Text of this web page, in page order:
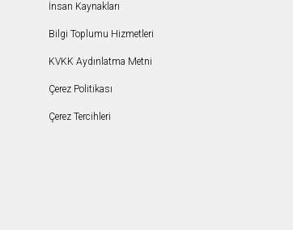
İnsan Kaynakları
Bilgi Toplumu Hizmetleri
KVKK Aydınlatma Metni
Çerez Politikası
Çerez Tercihleri